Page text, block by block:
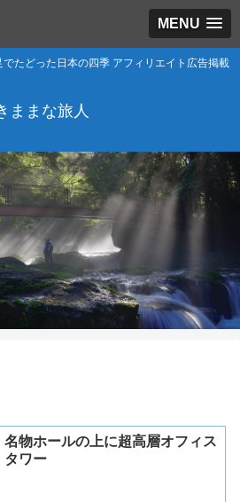
MENU
たどった日本の四季 アフィリエイト広告掲載
ままな旅人
名物ホールの上に超高層オフィス
タワー